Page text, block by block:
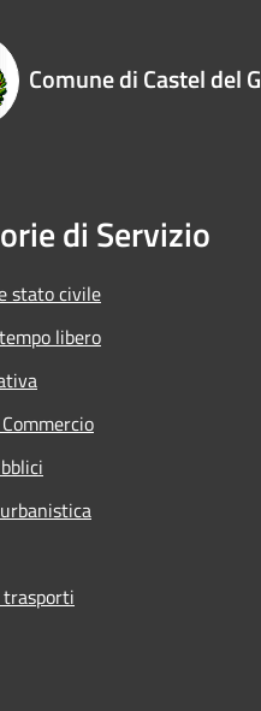
Comune di Castel del
di Servizio
stato civile
libero